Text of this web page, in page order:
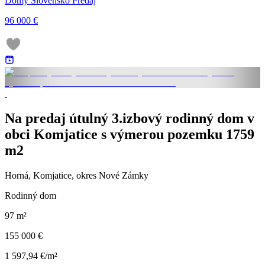
96 000 €
Na predaj útulný 3.izbový rodinný dom v
obci Komjatice s výmerou pozemku 1759
m2
Horná, Komjatice, okres Nové Zámky
Rodinný dom
97 m²
155 000 €
1 597,94 €/m²